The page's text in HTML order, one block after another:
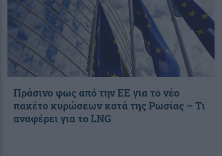
Πράσινο φως από την ΕΕ για το νέο
πακέτο κυρώσεων κατά της Ρωσίας – Τι
αναφέρει για το LNG